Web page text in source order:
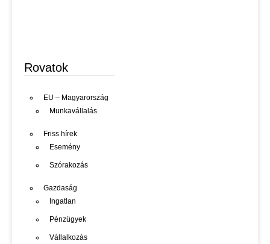
Rovatok
EU – Magyarország
Munkavállalás
Friss hírek
Esemény
Szórakozás
Gazdaság
Ingatlan
Pénzügyek
Vállalkozás